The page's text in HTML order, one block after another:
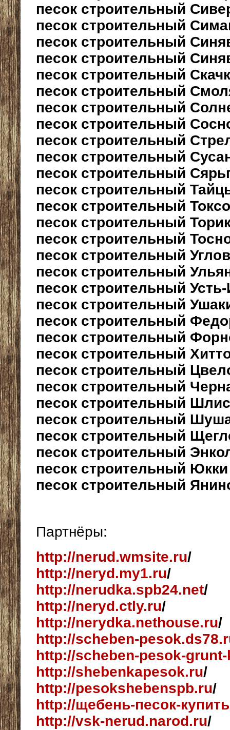
песок строительный
песок строительный
песок строительный
песок строительный
песок строительный
песок строительный
песок строительный
песок строительный
песок строительный
песок строительный
песок строительный
песок строительный
песок строительный
песок строительный
песок строительный
песок строительный
песок строительный
песок строительный
песок строительный
песок строительный
песок строительный
песок строительный
песок строительный
песок строительный
песок строительный
песок строительный
песок строительный
песок строительный
песок строительный Юкки
песок строительный
Партнёры:
http://nerud.wmsite.ru/
http://neryd.my1.ru/
http://nerudka.spb24.net/
http://neryd.ctly.ru/
http://nerydka.nethouse.ru/
http://scheben-
http://scheben-pesok-
http://shebenkapesok.ru/
http://pesokshebenspb.ru/
http://щебень-песок-
http://vsk-nerud.narod.ru/